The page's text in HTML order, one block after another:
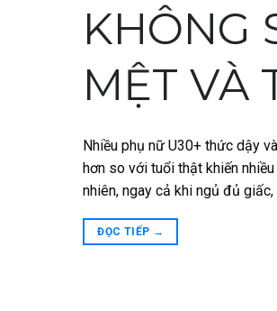
KHÔNG
MỆT VÀ
Nhiều phụ nữ U30+ thức dậy
hơn so với tuổi thật khiến
nhiên, ngay cả khi ngủ đủ
ĐỌC TIẾP →